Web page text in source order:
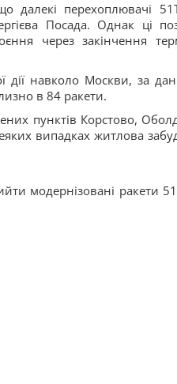
далекі перехоплювачі
Посада. Однак ці
через закінчення
дії навколо Москви, за
в 84 ракети.
пунктів Корстово,
випадках житлова
модернізовані ракети